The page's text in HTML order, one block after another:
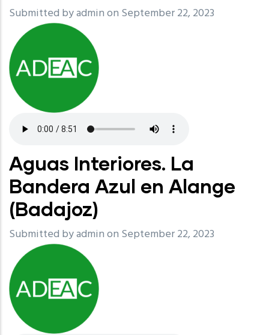
Submitted byadminon September 22, 2023
Aguas Interiores. La
Bandera Azul en Alange
(Badajoz)
Submitted byadminon September 22, 2023